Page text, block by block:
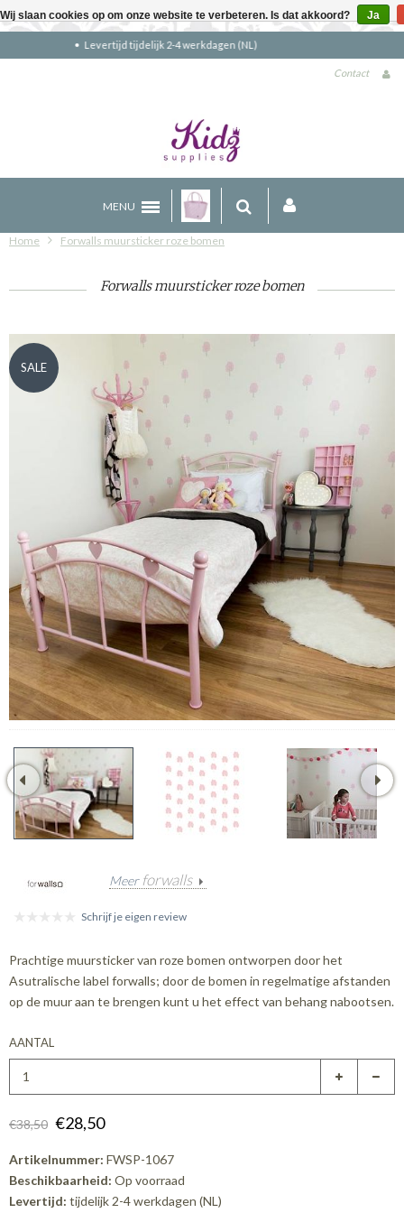
Gratis verzending boven €90 (NL)
Contact
MENU
Home Forwalls muursticker roze bomen
Forwalls muursticker roze bomen
SALE
Meer forwalls
Schrijf je eigen review
Prachtige muursticker van roze bomen ontworpen door het
Asutralische label forwalls; door de bomen in regelmatige afstanden
op de muur aan te brengen kunt u het effect van behang nabootsen.
AANTAL
€38,50 €28,50
Artikelnummer: FWSP-1067
Beschikbaarheid: Op voorraad
Levertijd: tijdelijk 2-4 werkdagen (NL)
Wij slaan cookies op om onze website te verbeteren. Is dat akkoord? Ja